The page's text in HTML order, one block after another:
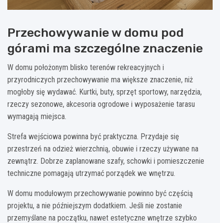
Przechowywanie w domu pod
górami ma szczególne znaczenie
W domu położonym blisko terenów rekreacyjnych i
przyrodniczych przechowywanie ma większe znaczenie, niż
mogłoby się wydawać. Kurtki, buty, sprzęt sportowy, narzędzia,
rzeczy sezonowe, akcesoria ogrodowe i wyposażenie tarasu
wymagają miejsca.
Strefa wejściowa powinna być praktyczna. Przydaje się
przestrzeń na odzież wierzchnią, obuwie i rzeczy używane na
zewnątrz. Dobrze zaplanowane szafy, schowki i pomieszczenie
techniczne pomagają utrzymać porządek we wnętrzu.
W domu modułowym przechowywanie powinno być częścią
projektu, a nie późniejszym dodatkiem. Jeśli nie zostanie
przemyślane na początku, nawet estetyczne wnętrze szybko